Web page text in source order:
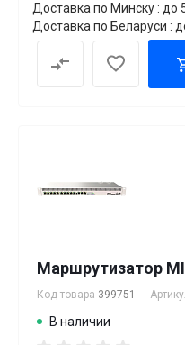
Доставка по Минску : до
Доставка по Беларуси :
Маршрутизатор
Код товара 399751
В наличии